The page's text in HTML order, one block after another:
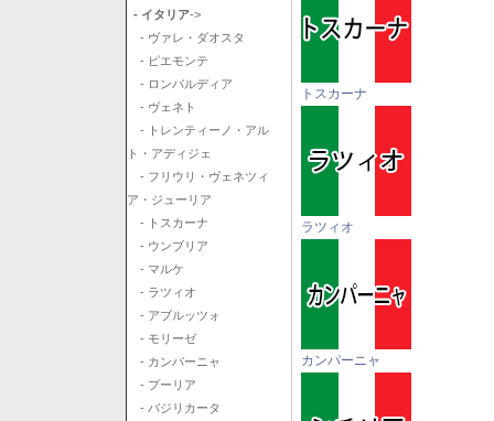
- イタリア->
- ヴァレ・ダオスタ
- ピエモンテ
- ロンバルディア
- ヴェネト
- トレンティーノ・アル
ト・アディジェ
- フリウリ・ヴェネツィ
ア・ジューリア
- トスカーナ
- ウンブリア
- マルケ
- ラツィオ
- アブルッツォ
- モリーゼ
- カンパーニャ
- プーリア
- バジリカータ
トスカーナ
ラツィオ
カンパーニャ